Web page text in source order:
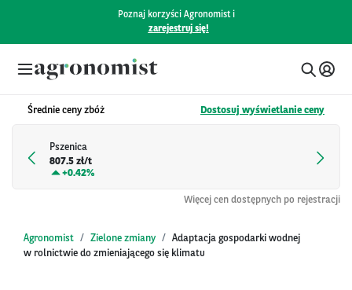
Poznaj korzyści Agronomist i
zarejestruj się!
Średnie ceny zbóż Dostosuj wyświetlanie ceny
Pszenica
807.5 zł/t
+0.42%
Więcej cen dostępnych po rejestracji
Agronomist Zielone zmiany
Adaptacja gospodarki wodnej
w rolnictwie do zmieniającego się klimatu